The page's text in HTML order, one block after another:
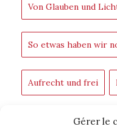
Gérer le
Von Glauben und
So etwas haben wir
Aufrecht und frei
Jüngerin, Apostel